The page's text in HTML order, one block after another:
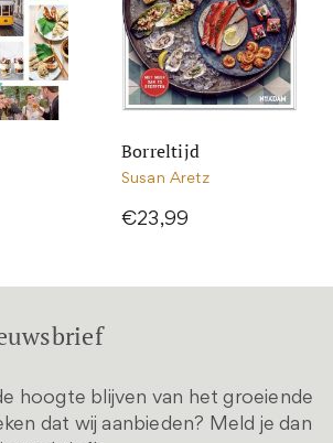
Borreltijd
Susan Aretz
€23,99
hoogte blijven van het groeiende
dat wij aanbieden? Meld je dan